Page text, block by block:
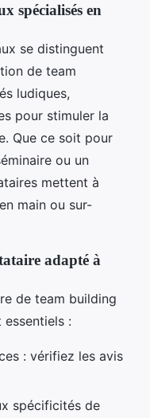
spécialisés en
se distinguent
de team
ludiques,
pour stimuler la
Que ce soit pour
ou un
mettent à
main ou sur-
adapté à
de team building
essentiels :
: vérifiez les avis
spécificités de